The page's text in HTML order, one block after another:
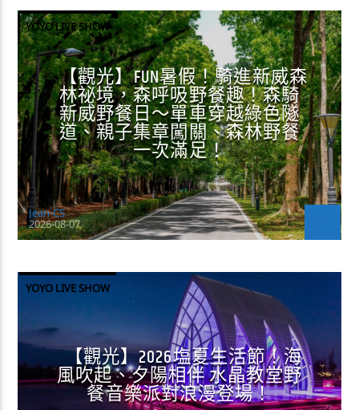
YOYO LIVE SHOW
【觀光】FUN暑假！騎進新威森
林祕境，森呼吸野餐趣！森騎
新威野餐日～單車穿越綠色隧
道、親子集章闖關、森林野餐
一次滿足！
Jean-CS
2026-08-07
YOYO LIVE SHOW
【觀光】2026塩夏生活節！海
風吹起、夕陽相伴 水晶教堂野
餐音樂派對浪漫登場！